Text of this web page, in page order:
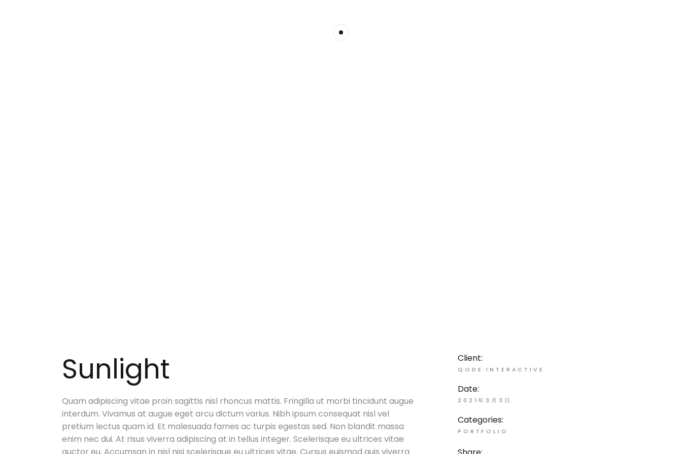
Sunlight
Quam adipiscing vitae proin sagittis nisl rhoncus mattis. Fringilla ut morbi tincidunt augue
interdum. Vivamus at augue eget arcu dictum varius. Nibh ipsum consequat nisl vel
pretium lectus quam id. Et malesuada fames ac turpis egestas sed. Non blandit massa
enim nec dui. At risus viverra adipiscing at in tellus integer. Scelerisque eu ultrices vitae
Client:
QODE INTERACTIVE
Date:
2021年3月3日
Categories:
PORTFOLIO